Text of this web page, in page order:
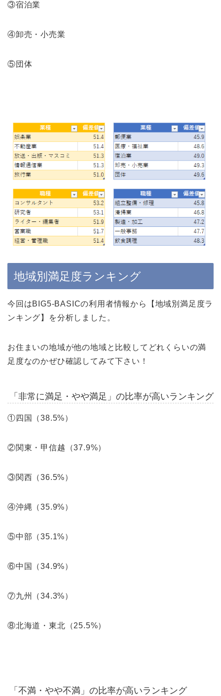
③宿泊業
④卸売・小売業
⑤団体
地域別満足度ランキング
今回はBIG5-BASICの利用者情報から【地域別満足度ラ
ンキング】を分析しました。
お住まいの地域が他の地域と比較してどれくらいの満
足度なのかぜひ確認してみて下さい！
「非常に満足・やや満足」の比率が高いランキング
①四国（38.5%）
②関東・甲信越（37.9%）
③関西（36.5%）
④沖縄（35.9%）
⑤中部（35.1%）
⑥中国（34.9%）
⑦九州（34.3%）
⑧北海道・東北（25.5%）
「不満・やや不満」の比率が高いランキング